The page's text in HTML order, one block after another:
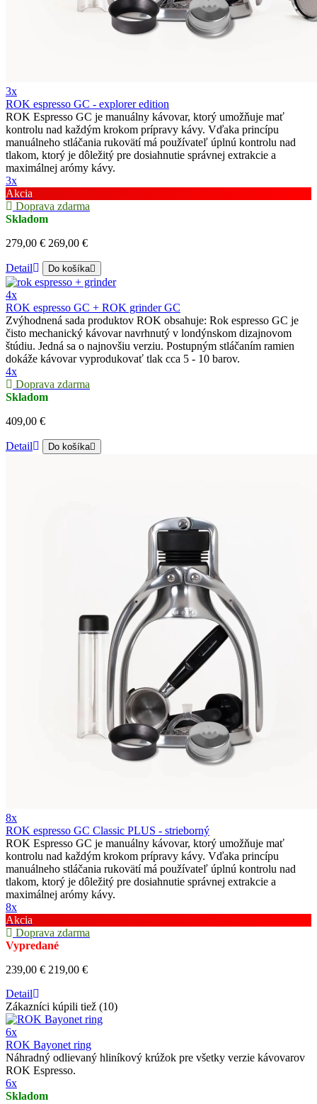
3x
ROK espresso GC - explorer edition
ROK Espresso GC je manuálny kávovar, ktorý umožňuje mať
kontrolu nad každým krokom prípravy kávy. Vďaka princípu
manuálneho stláčania rukovätí má používateľ úplnú kontrolu nad
tlakom, ktorý je dôležitý pre dosiahnutie správnej extrakcie a
maximálnej arómy kávy.
3x
Akcia
Doprava zdarma
Skladom
279,00 € 269,00 €
Detail Do košíka
4x
ROK espresso GC + ROK grinder GC
Zvýhodnená sada produktov ROK obsahuje: Rok espresso GC je
čisto mechanický kávovar navrhnutý v londýnskom dizajnovom
štúdiu. Jedná sa o najnovšiu verziu. Postupným stláčaním ramien
dokáže kávovar vyprodukovať tlak cca 5 - 10 barov.
4x
Doprava zdarma
Skladom
409,00 €
Detail Do košíka
8x
ROK espresso GC Classic PLUS - strieborný
ROK Espresso GC je manuálny kávovar, ktorý umožňuje mať
kontrolu nad každým krokom prípravy kávy. Vďaka princípu
manuálneho stláčania rukovätí má používateľ úplnú kontrolu nad
tlakom, ktorý je dôležitý pre dosiahnutie správnej extrakcie a
maximálnej arómy kávy.
8x
Akcia
Doprava zdarma
Vypredané
239,00 € 219,00 €
Detail
Zákazníci kúpili tiež (10)
6x
ROK Bayonet ring
Náhradný odlievaný hliníkový krúžok pre všetky verzie kávovarov
ROK Espresso.
6x
Skladom